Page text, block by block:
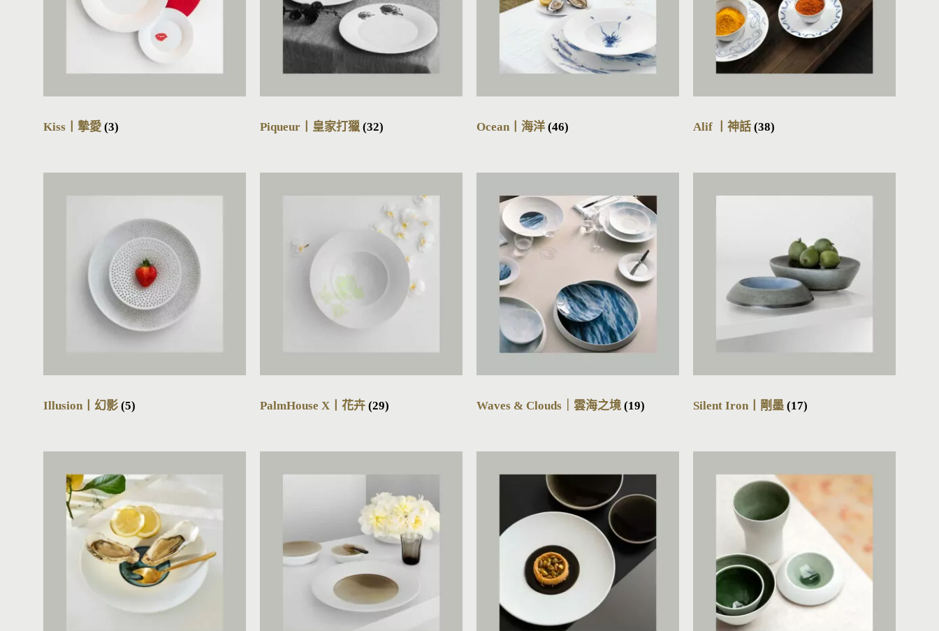
Kiss丨摯愛 (3) Piqueur丨皇家打獵 (32) Ocean丨海洋 (46) Alif 丨神話 (38)
Illusion丨幻影 (5) PalmHouse X丨花卉 (29) Waves & Clouds｜雲海之境 (19) Silent Iron丨剛墨 (17)